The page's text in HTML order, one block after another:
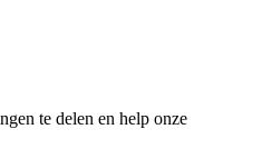
te delen en help onze